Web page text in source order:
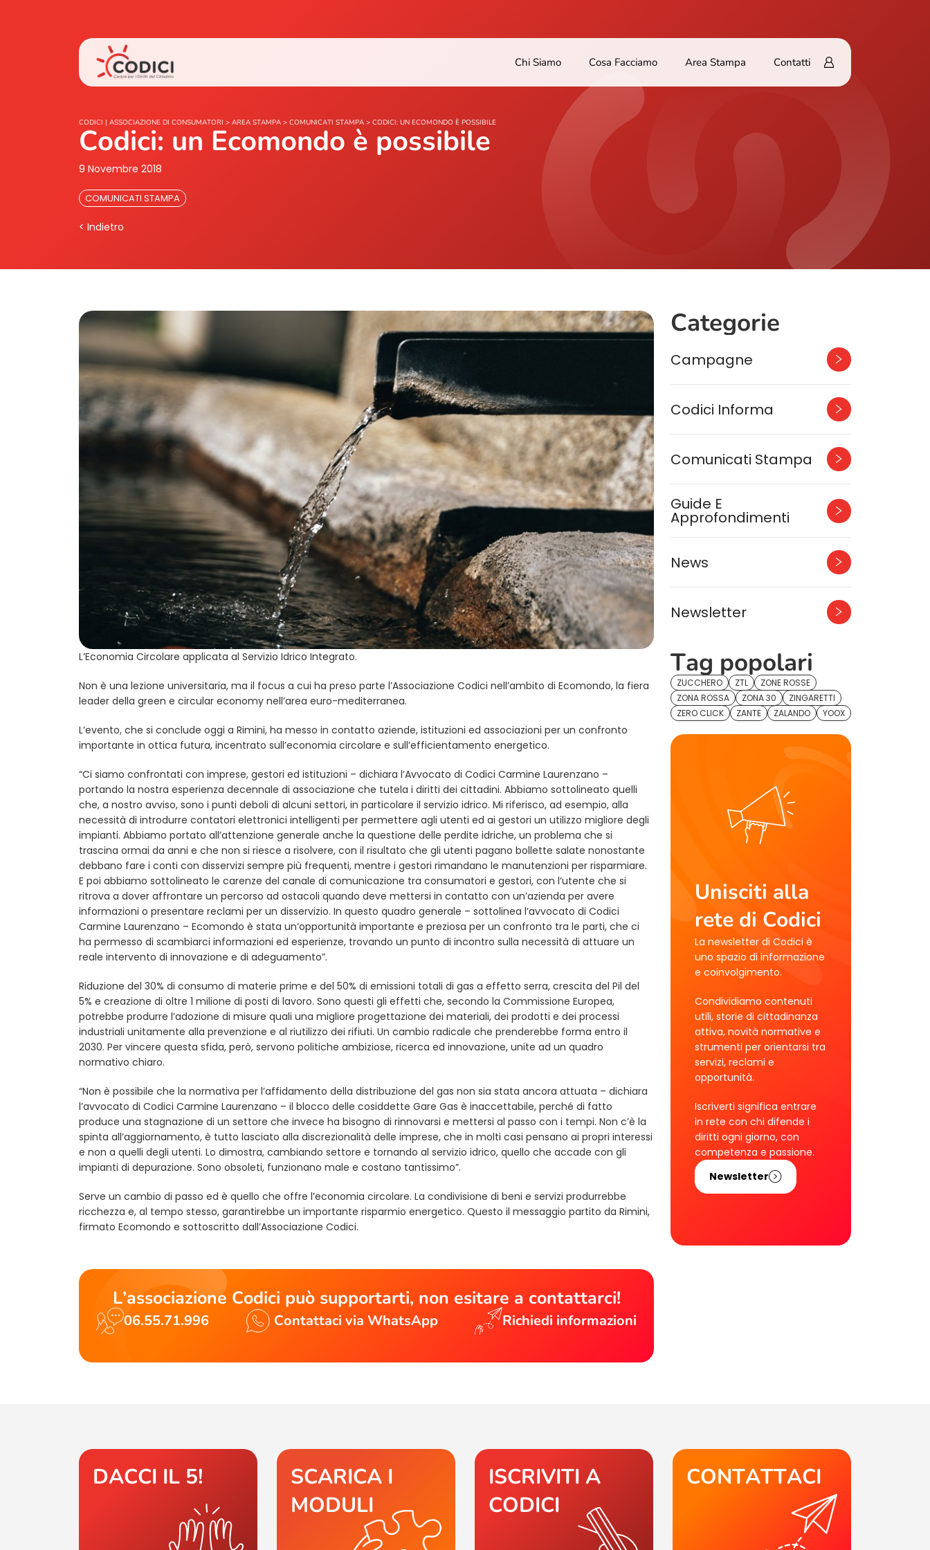
Chi Siamo Cosa Facciamo Area Stampa Contatti
CODICI | ASSOCIAZIONE DI CONSUMATORI > AREA STAMPA > COMUNICATI STAMPA > CODICI: UN ECOMONDO È POSSIBILE
Codici: un Ecomondo è possibile
9 Novembre 2018
COMUNICATI STAMPA
< Indietro
L’Economia Circolare applicata al Servizio Idrico Integrato.
Non è una lezione universitaria, ma il focus a cui ha preso parte l’Associazione Codici nell’ambito di Ecomondo, la fiera
leader della green e circular economy nell’area euro-mediterranea.
L’evento, che si conclude oggi a Rimini, ha messo in contatto aziende, istituzioni ed associazioni per un confronto
importante in ottica futura, incentrato sull’economia circolare e sull’efficientamento energetico.
“Ci siamo confrontati con imprese, gestori ed istituzioni – dichiara l’Avvocato di Codici Carmine Laurenzano –
portando la nostra esperienza decennale di associazione che tutela i diritti dei cittadini. Abbiamo sottolineato quelli
che, a nostro avviso, sono i punti deboli di alcuni settori, in particolare il servizio idrico. Mi riferisco, ad esempio, alla
necessità di introdurre contatori elettronici intelligenti per permettere agli utenti ed ai gestori un utilizzo migliore degli
impianti. Abbiamo portato all’attenzione generale anche la questione delle perdite idriche, un problema che si
trascina ormai da anni e che non si riesce a risolvere, con il risultato che gli utenti pagano bollette salate nonostante
debbano fare i conti con disservizi sempre più frequenti, mentre i gestori rimandano le manutenzioni per risparmiare.
E poi abbiamo sottolineato le carenze del canale di comunicazione tra consumatori e gestori, con l’utente che si
ritrova a dover affrontare un percorso ad ostacoli quando deve mettersi in contatto con un’azienda per avere
informazioni o presentare reclami per un disservizio. In questo quadro generale – sottolinea l’avvocato di Codici
Carmine Laurenzano – Ecomondo è stata un’opportunità importante e preziosa per un confronto tra le parti, che ci
ha permesso di scambiarci informazioni ed esperienze, trovando un punto di incontro sulla necessità di attuare un
reale intervento di innovazione e di adeguamento”.
Riduzione del 30% di consumo di materie prime e del 50% di emissioni totali di gas a effetto serra, crescita del Pil del
5% e creazione di oltre 1 milione di posti di lavoro. Sono questi gli effetti che, secondo la Commissione Europea,
potrebbe produrre l’adozione di misure quali una migliore progettazione dei materiali, dei prodotti e dei processi
industriali unitamente alla prevenzione e al riutilizzo dei rifiuti. Un cambio radicale che prenderebbe forma entro il
2030. Per vincere questa sfida, però, servono politiche ambiziose, ricerca ed innovazione, unite ad un quadro
normativo chiaro.
“Non è possibile che la normativa per l’affidamento della distribuzione del gas non sia stata ancora attuata – dichiara
l’avvocato di Codici Carmine Laurenzano – il blocco delle cosiddette Gare Gas è inaccettabile, perché di fatto
produce una stagnazione di un settore che invece ha bisogno di rinnovarsi e mettersi al passo con i tempi. Non c’è la
spinta all’aggiornamento, è tutto lasciato alla discrezionalità delle imprese, che in molti casi pensano ai propri interessi
e non a quelli degli utenti. Lo dimostra, cambiando settore e tornando al servizio idrico, quello che accade con gli
impianti di depurazione. Sono obsoleti, funzionano male e costano tantissimo”.
Serve un cambio di passo ed è quello che offre l’economia circolare. La condivisione di beni e servizi produrrebbe
ricchezza e, al tempo stesso, garantirebbe un importante risparmio energetico. Questo il messaggio partito da Rimini,
firmato Ecomondo e sottoscritto dall’Associazione Codici.
L’associazione Codici può supportarti, non esitare a contattarci!
06.55.71.996 Contattaci via WhatsApp Richiedi informazioni
Categorie
Campagne
Codici Informa
Comunicati Stampa
Guide E
Approfondimenti
News
Newsletter
Tag popolari
ZUCCHERO ZTL
ZONE ROSSE
ZONA ROSSA
ZONA 30
ZINGARETTI
ZERO CLICK
ZANTE ZALANDO YOOX
Unisciti alla
rete di Codici
La newsletter di Codici è
uno spazio di informazione
e coinvolgimento.
Condividiamo contenuti
utili, storie di cittadinanza
attiva, novità normative e
strumenti per orientarsi tra
servizi, reclami e
opportunità.
Iscriverti significa entrare
in rete con chi difende i
diritti ogni giorno, con
competenza e passione.
Newsletter
DACCI IL 5!
SCARICA I
MODULI
ISCRIVITI A
CODICI
CONTATTACI